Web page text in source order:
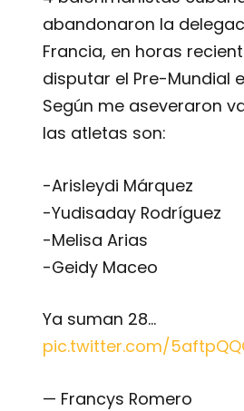
abandonaron la
Francia, en horas
disputar el Pre-Mundial
Según me aseveraron
las atletas son:
-Arisleydi Márquez
-Yudisaday Rodríguez
-Melisa Arias
-Geidy Maceo
Ya suman 28…
pic.twitter.com/
— Francys Romero